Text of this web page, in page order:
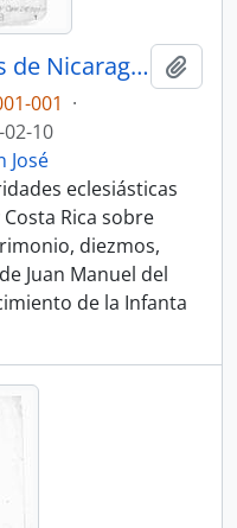
Circulares de la Diócesis de Nicaragua y Costa Rica (1739-1809)
001 ·
02-10
José
eclesiásticas
Rica sobre
diezmos,
Juan Manuel del
de la Infanta